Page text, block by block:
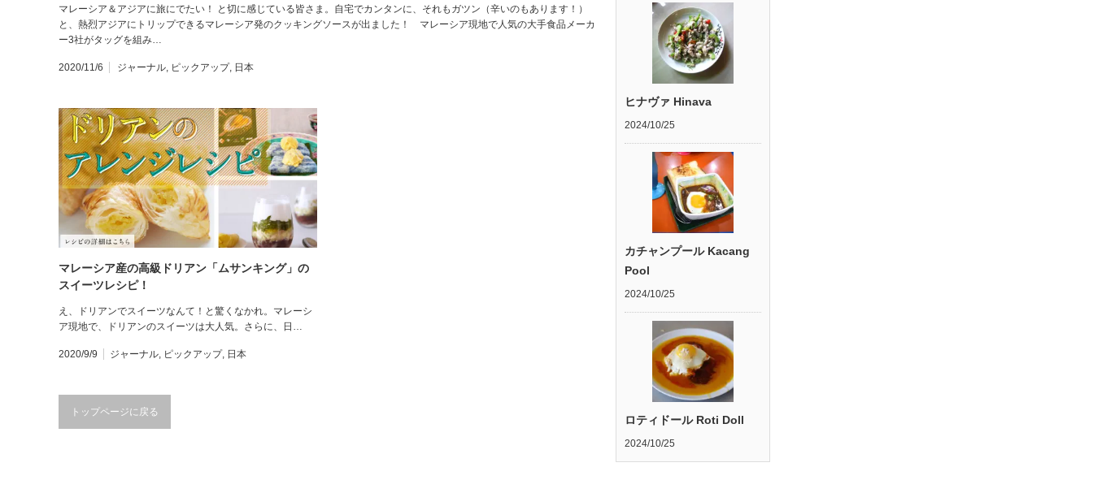
マレーシア＆アジアに旅にでたい！ と切に感じている皆さま。自宅でカンタンに、それもガツン（辛いのもあります！）
と、熱烈アジアにトリップできるマレーシア発のクッキングソースが出ました！ マレーシア現地で人気の大手食品メーカ
ー3社がタッグを組み…
2020/11/6 ジャーナル, ピックアップ, 日本
マレーシア産の高級ドリアン「ムサンキング」の
スイーツレシピ！
え、ドリアンでスイーツなんて！と驚くなかれ。マレーシ
ア現地で、ドリアンのスイーツは大人気。さらに、日…
2020/9/9 ジャーナル, ピックアップ, 日本
トップページに戻る
ヒナヴァ Hinava
2024/10/25
カチャンプール Kacang
Pool
2024/10/25
ロティドール Roti Doll
2024/10/25